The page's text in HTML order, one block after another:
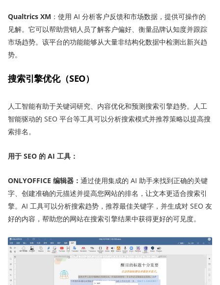
Qualtrics XM ：使用 AI 分析客户反馈和市场数据，提供可操作的
见解。它可以帮助营销人员了解客户偏好、衡量品牌认知度并跟踪
市场趋势。该平台的功能能够从大量非结构化数据中检测出新兴趋
势。
搜索引擎优化（SEO）
人工智能有助于关键词研究、内容优化和预测搜索引擎趋势。人工
智能驱动的 SEO 平台等工具可以分析搜索模式并推荐策略以提高搜
索排名。
用于 SEO 的 AI 工具：
ONLYOFFICE 编辑器 ： 通过使用集成的 AI 助手来找到正确的关键
字、创建准确的元描述并提高您网站的排名，让文本更适合搜索引
擎。AI 工具可以分析搜索趋势，推荐最佳关键字，并生成对 SEO 友
好的内容，帮助您的网站在搜索引擎结果中获得更好的可见度。